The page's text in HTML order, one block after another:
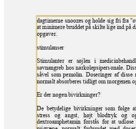
dagtimerne snoozes og holde sig fri fra
at minimere bruddet på skilte lige ind på
opgaver.
stimulanser
Stimulanter er søjlen i
søvnangreb hos narkolepsipersonale.
såvel som pemolin. Doseringer af disse
normalt absorberes tidligt om morgenen
Er der nogen bivirkninger?
De betydelige bivirkninger som følge
stress og angst, højt blodtryk og
dextroamphetamin forstås for at